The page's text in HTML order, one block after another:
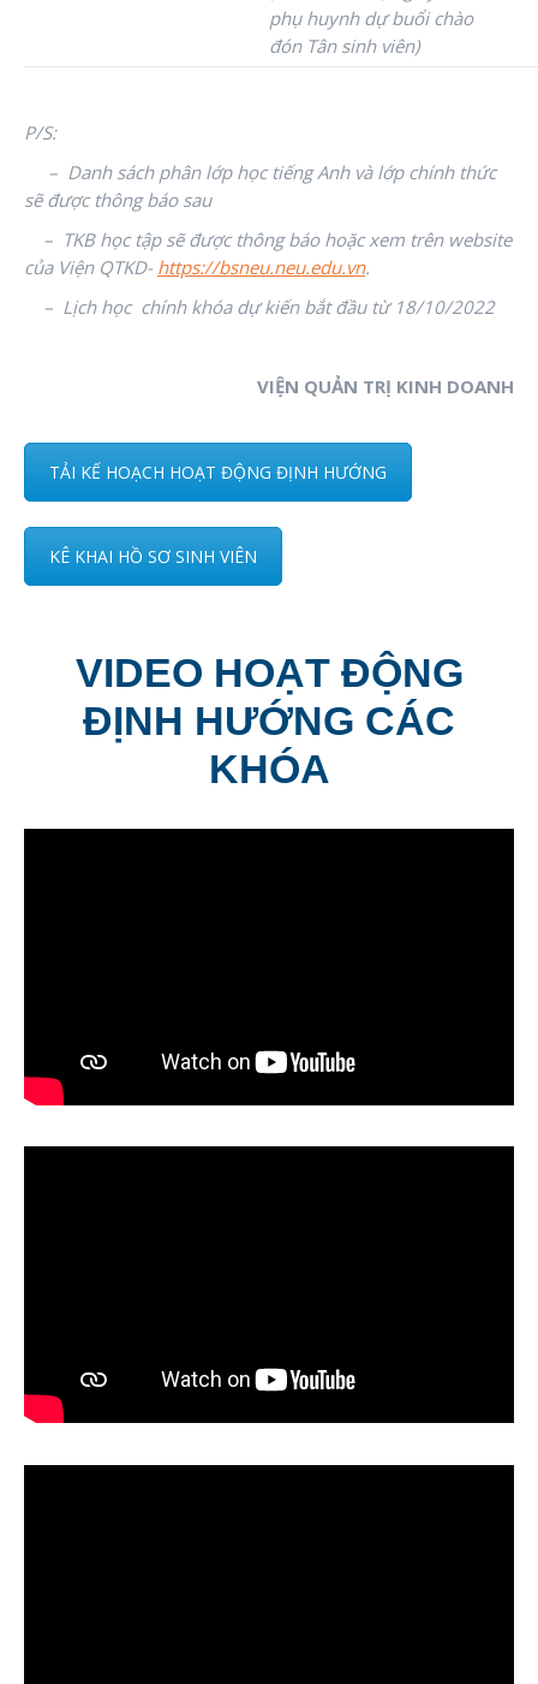
phụ huynh dự buổi chào
đón Tân sinh viên)
P/S:
– Danh sách phân lớp học tiếng Anh và lớp chính thức
sẽ được thông báo sau
– TKB học tập sẽ được thông báo hoặc xem trên website
của Viện QTKD- https://bsneu.neu.edu.vn.
– Lịch học chính khóa dự kiến bắt đầu từ 18/10/2022
VIỆN QUẢN TRỊ KINH DOANH
TẢI KẾ HOẠCH HOẠT ĐỘNG ĐỊNH HƯỚNG
KÊ KHAI HỒ SƠ SINH VIÊN
VIDEO HOẠT ĐỘNG
ĐỊNH HƯỚNG CÁC
KHÓA